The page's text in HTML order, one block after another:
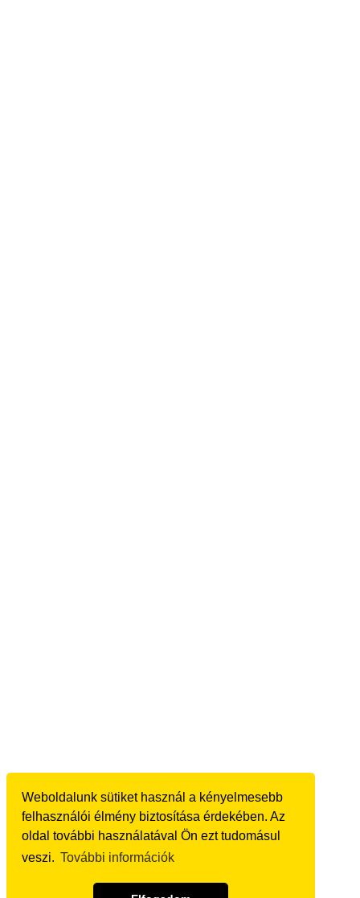
Weboldalunk sütiket használ a kényelmesebb
felhasználói élmény biztosítása érdekében. Az
oldal további használatával Ön ezt tudomásul
veszi. További információk